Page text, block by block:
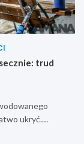
trud
ukryć.…